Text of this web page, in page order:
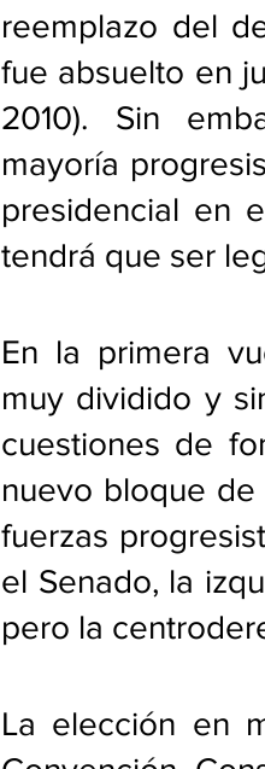
reemplazo del
fue absuelto en
2010). Sin
mayoría
presidencial en
tendrá que ser
En la primera
muy dividido y
cuestiones de
nuevo bloque de
fuerzas
el Senado, la
pero la
La elección en